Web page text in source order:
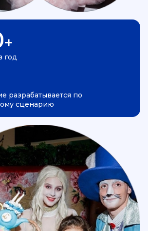
+
год
разрабатывается по
сценарию